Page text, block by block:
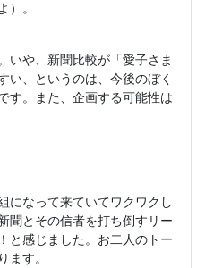
）。
いや、新聞比較が「愛子さま
い、というのは、今後のぼく
す。また、企画する可能性は
になって来ていてワクワクし
聞とその信者を打ち倒すリー
と感じました。お二人のトー
ます。